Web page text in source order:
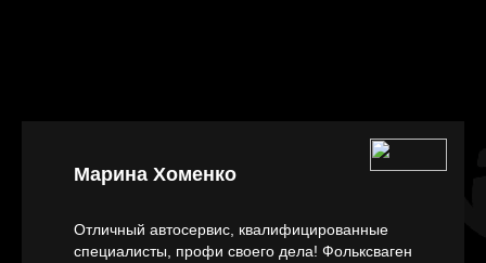
Марина Хоменко
Отличный автосервис, квалифицированные
специалисты, профи своего дела! Фольксваген